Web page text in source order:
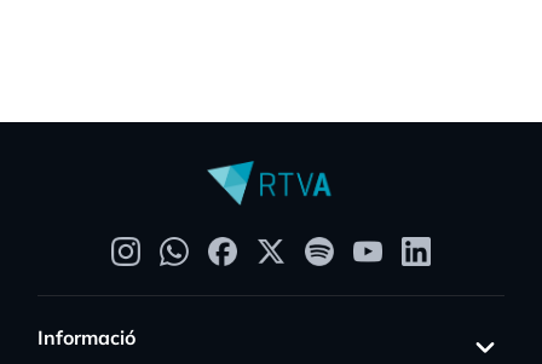
Informació